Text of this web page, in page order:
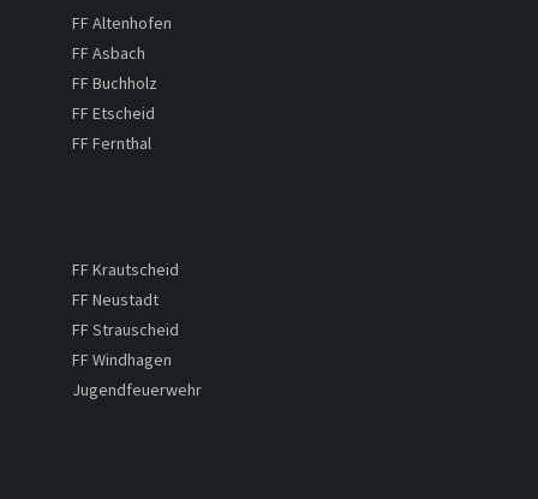
FF Altenhofen
FF Asbach
FF Buchholz
FF Etscheid
FF Fernthal
FF Krautscheid
FF Neustadt
FF Strauscheid
FF Windhagen
Jugendfeuerwehr